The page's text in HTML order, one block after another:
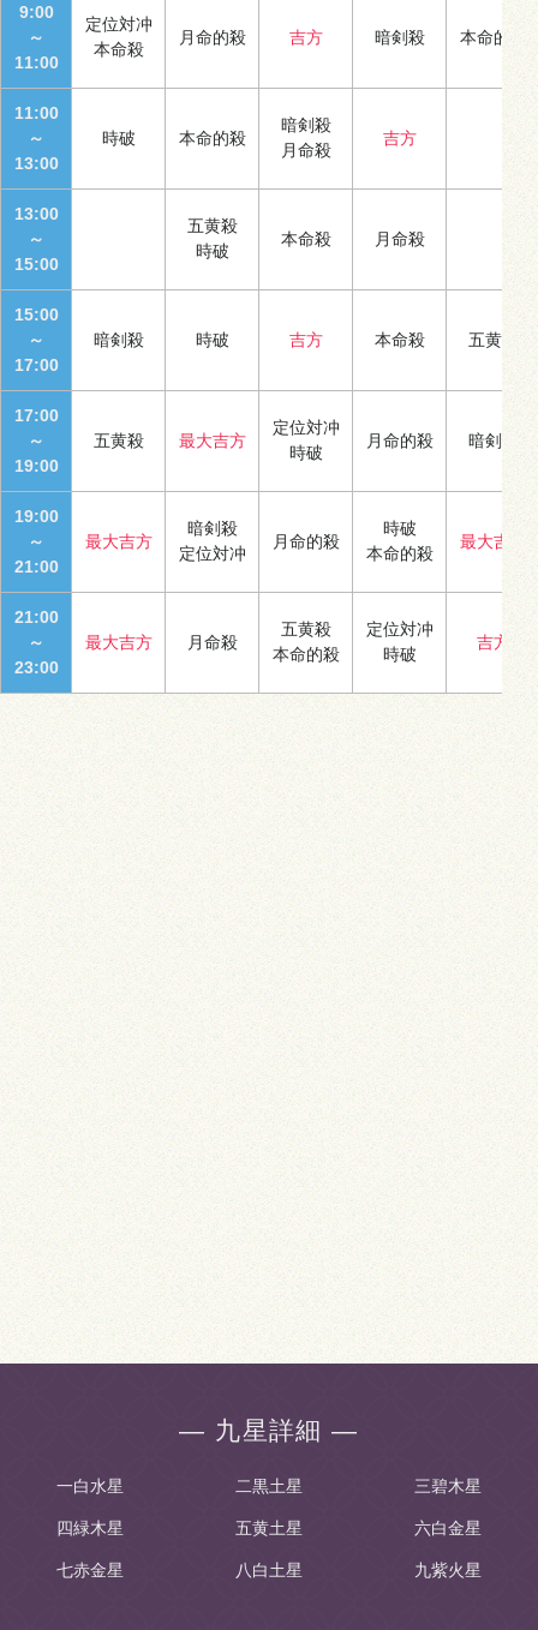
9:00
～
11:00
定位対冲
本命殺
月命的殺 吉方 暗剣殺 本命的殺
11:00
～
13:00
時破 本命的殺
暗剣殺
月命殺
吉方
13:00
～
15:00
五黄殺
時破
本命殺 月命殺
15:00
～
17:00
暗剣殺 時破 吉方 本命殺 五黄殺
17:00
～
19:00
五黄殺 最大吉方
定位対冲
時破
月命的殺 暗剣殺
19:00
～
21:00
最大吉方
暗剣殺
定位対冲
月命的殺
時破
本命的殺
最大吉方
21:00
～
23:00
最大吉方 月命殺
五黄殺
本命的殺
定位対冲
時破
吉方
― 九星詳細 ―
一白水星 二黒土星 三碧木星
四緑木星 五黄土星 六白金星
七赤金星 八白土星 九紫火星